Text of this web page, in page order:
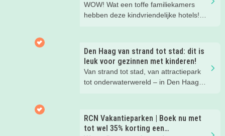
WOW! Wat een toffe familiekamers
hebben deze kindvriendelijke hotels!
kinderhotels van Valk Exclusief en
boek een heerlijk nachtje weg met je
kind(eren).
Den Haag van strand tot stad: dit is
leuk voor gezinnen met kinderen!
Van strand tot stad, van attractiepark
tot onderwaterwereld – in Den Haag
ontspannen met een lekkere lunch op
het strand en een duik in zee. Heerlijk!
RCN Vakantieparken | Boek nu met
tot wel 35% korting een